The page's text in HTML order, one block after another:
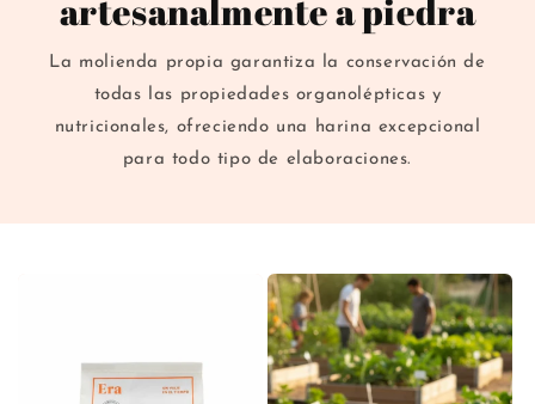
artesanalmente a piedra
La molienda propia garantiza la conservación de
todas las propiedades organolépticas y
nutricionales, ofreciendo una harina excepcional
para todo tipo de elaboraciones.